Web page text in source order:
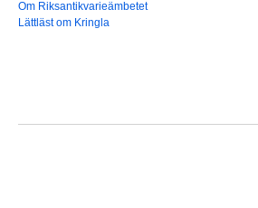
Om Riksantikvarieämbetet
Lättläst om Kringla